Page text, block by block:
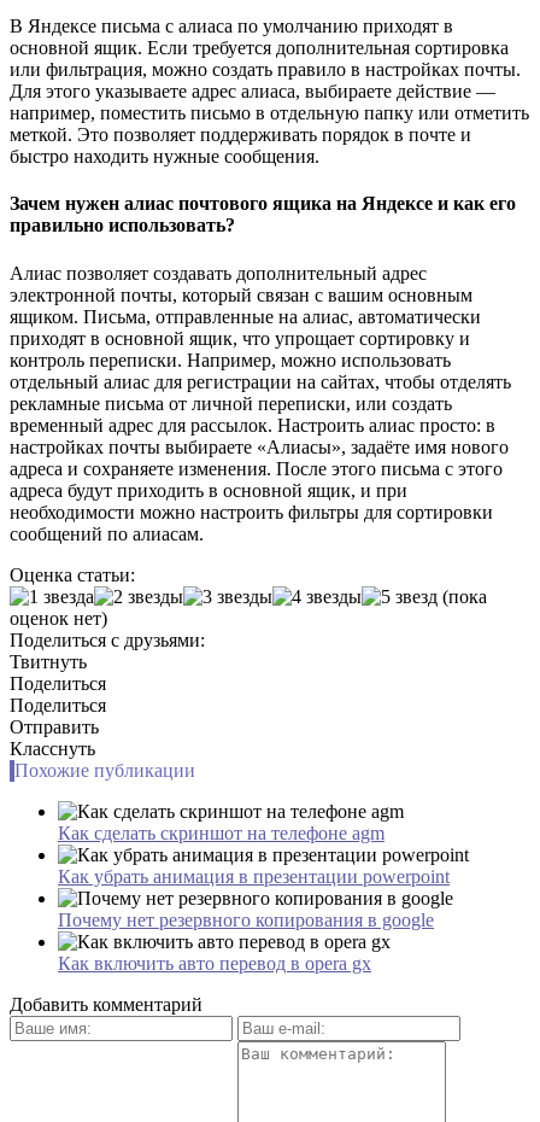
В Яндексе письма с алиаса по умолчанию приходят в
основной ящик. Если требуется дополнительная сортировка
или фильтрация, можно создать правило в настройках почты.
Для этого указываете адрес алиаса, выбираете действие —
например, поместить письмо в отдельную папку или отметить
меткой. Это позволяет поддерживать порядок в почте и
быстро находить нужные сообщения.
Зачем нужен алиас почтового ящика на Яндексе и как его
правильно использовать?
Алиас позволяет создавать дополнительный адрес
электронной почты, который связан с вашим основным
ящиком. Письма, отправленные на алиас, автоматически
приходят в основной ящик, что упрощает сортировку и
контроль переписки. Например, можно использовать
отдельный алиас для регистрации на сайтах, чтобы отделять
рекламные письма от личной переписки, или создать
временный адрес для рассылок. Настроить алиас просто: в
настройках почты выбираете «Алиасы», задаёте имя нового
адреса и сохраняете изменения. После этого письма с этого
адреса будут приходить в основной ящик, и при
необходимости можно настроить фильтры для сортировки
сообщений по алиасам.
Оценка статьи:
(пока
оценок нет)
Поделиться с друзьями:
Твитнуть
Поделиться
Поделиться
Отправить
Класснуть
Похожие публикации
Как сделать скриншот на телефоне agm
Как убрать анимация в презентации powerpoint
Почему нет резервного копирования в google
Как включить авто перевод в opera gx
Добавить комментарий